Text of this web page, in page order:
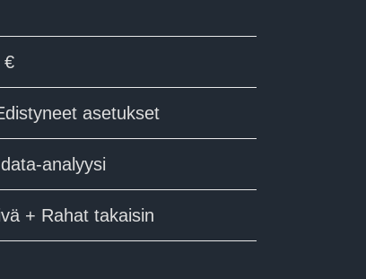
€
asetukset
analyysi
+ Rahat takaisin